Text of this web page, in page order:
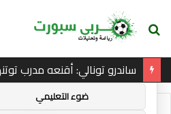
بحث
توصيات :
باقة متميزة VIP (كود: AA35872):
ضوء التعليمي